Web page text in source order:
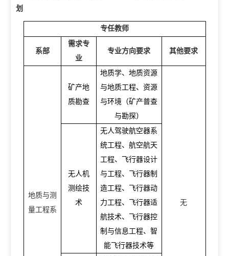
教学动态
教学建设
学籍管理
考务工作
信息公开
划
专任教师
系部
需求专
业
专业方向要求 其他要求
地质与测
量工程系
矿产地
质勘查
地质学、地质资源
与地质工程、资源
与环境（矿产普查
与勘探）
无
无人机
测绘技
术
无人驾驶航空器系
统工程、航空航天
工程、飞行器设计
与工程、飞行器制
造工程、飞行器动
力工程、飞行器适
航技术、飞行器控
制与信息工程、智
能飞行器技术等